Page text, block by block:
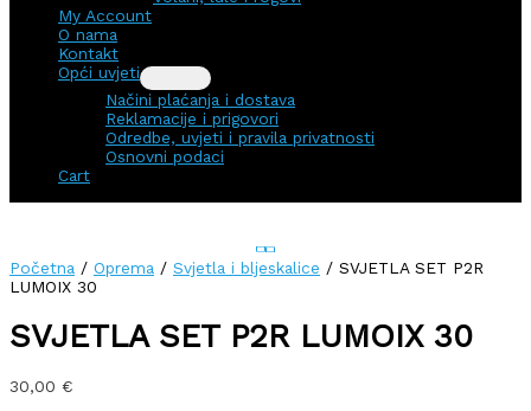
My Account
O nama
Kontakt
Opći uvjeti
Načini plaćanja i dostava
Reklamacije i prigovori
Odredbe, uvjeti i pravila privatnosti
Osnovni podaci
Cart
Početna / Oprema / Svjetla i bljeskalice / SVJETLA SET P2R
LUMOIX 30
SVJETLA SET P2R LUMOIX 30
30,00 €